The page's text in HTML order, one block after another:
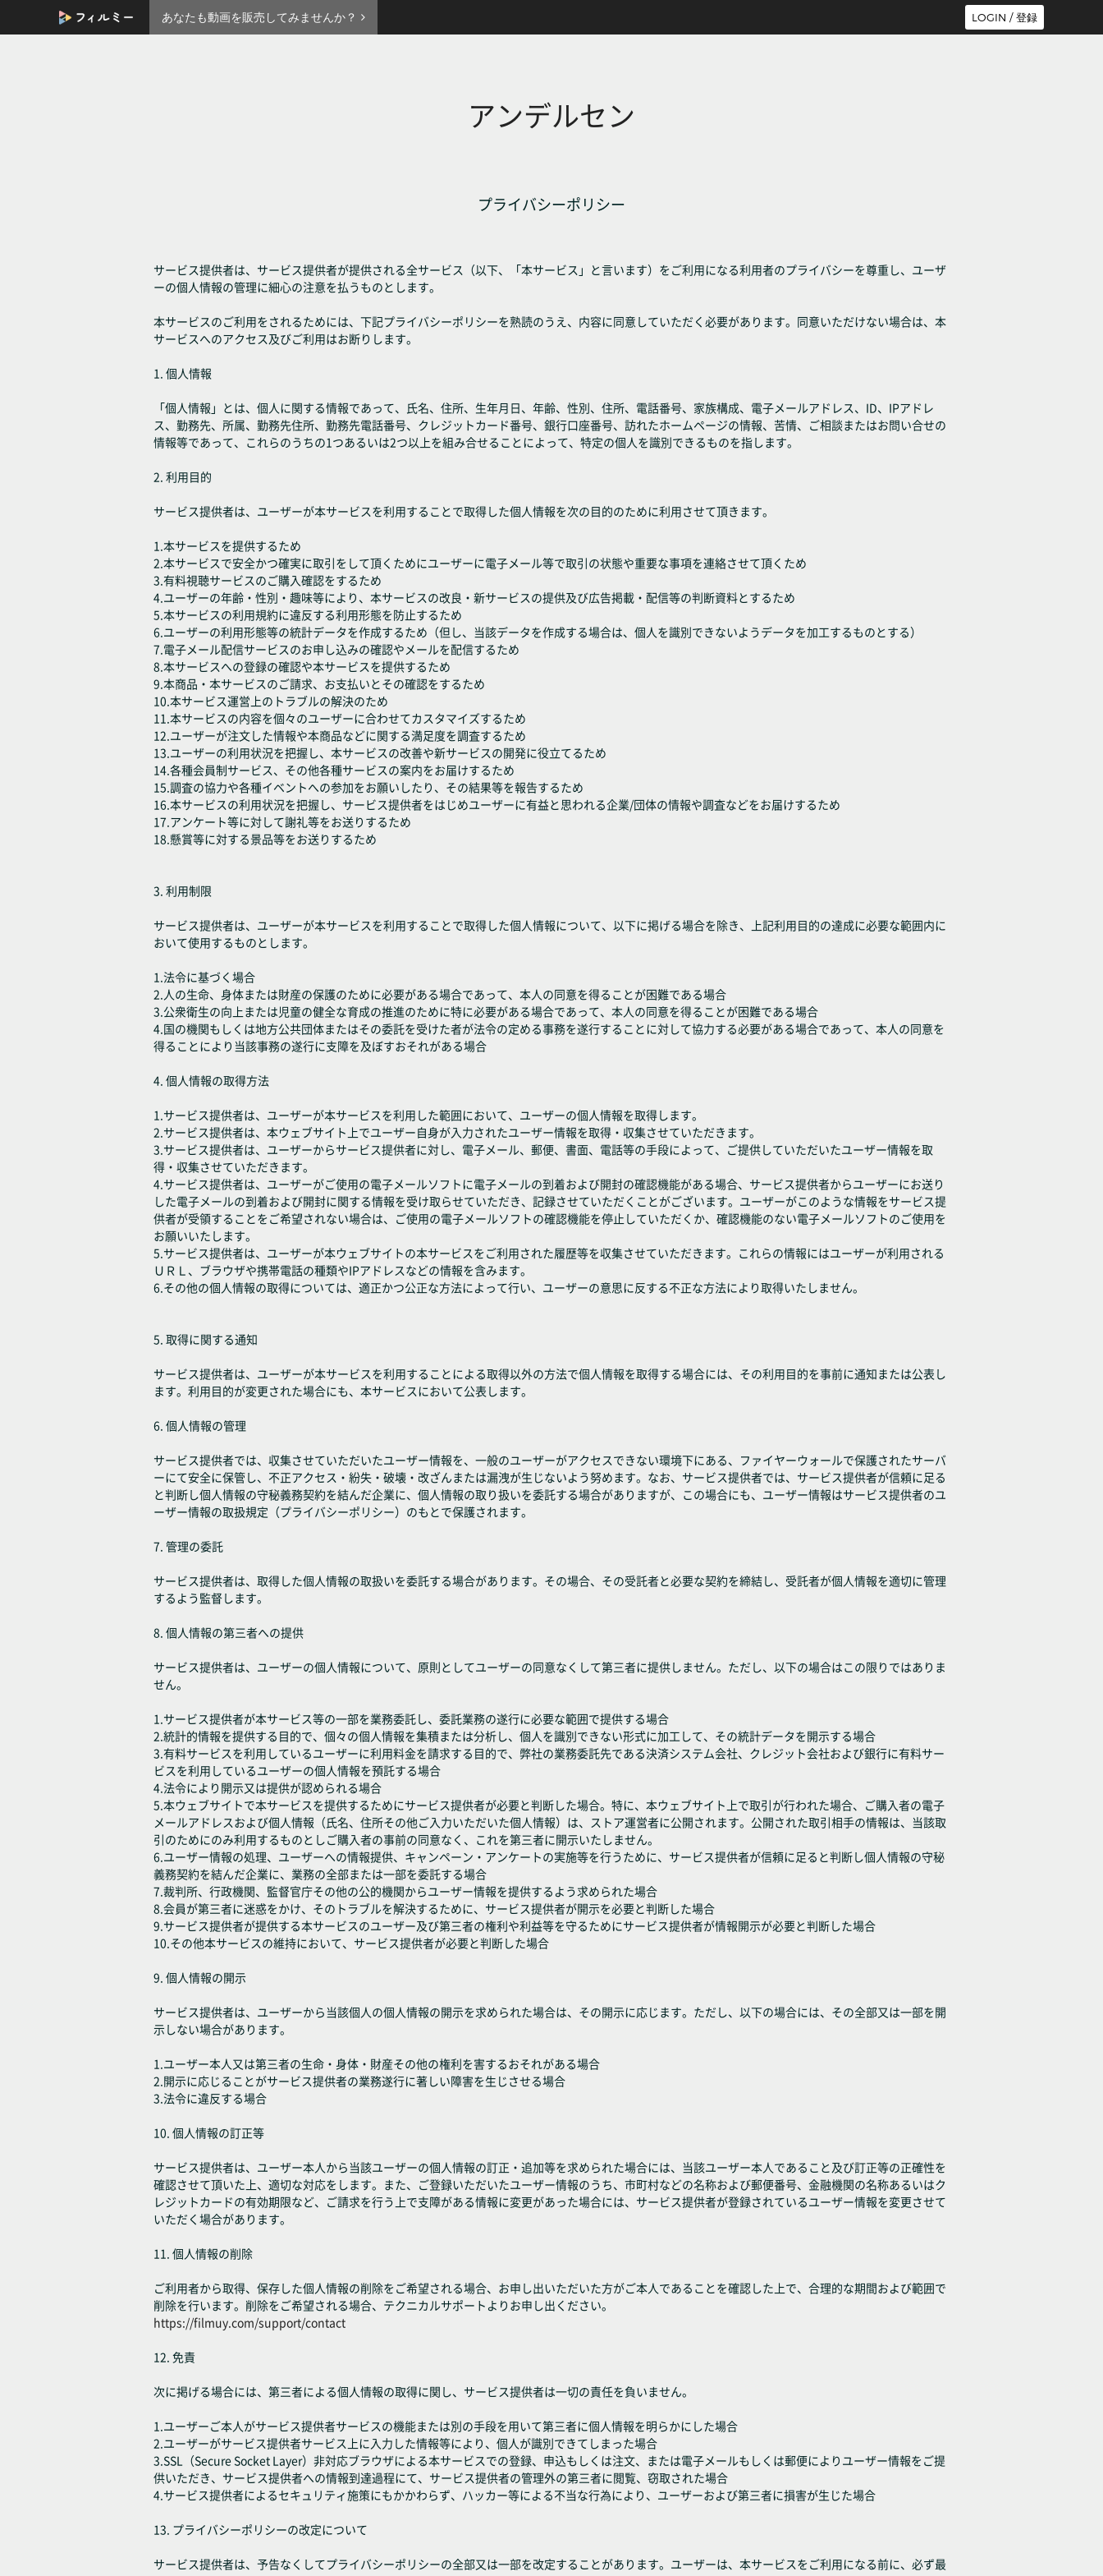
あなたも動画を販売してみませんか？ LOGIN / 登録
アンデルセン
プライバシーポリシー
サービス提供者は、サービス提供者が提供される全サービス（以下、「本サービス」と言います）をご利用になる利用者のプライバシーを尊重し、ユーザ
ーの個人情報の管理に細心の注意を払うものとします。
本サービスのご利用をされるためには、下記プライバシーポリシーを熟読のうえ、内容に同意していただく必要があります。同意いただけない場合は、本
サービスへのアクセス及びご利用はお断りします。
1. 個人情報
「個人情報」とは、個人に関する情報であって、氏名、住所、生年月日、年齢、性別、住所、電話番号、家族構成、電子メールアドレス、ID、IPアドレ
ス、勤務先、所属、勤務先住所、勤務先電話番号、クレジットカード番号、銀行口座番号、訪れたホームページの情報、苦情、ご相談またはお問い合せの
情報等であって、これらのうちの1つあるいは2つ以上を組み合せることによって、特定の個人を識別できるものを指します。
2. 利用目的
サービス提供者は、ユーザーが本サービスを利用することで取得した個人情報を次の目的のために利用させて頂きます。
1.本サービスを提供するため
2.本サービスで安全かつ確実に取引をして頂くためにユーザーに電子メール等で取引の状態や重要な事項を連絡させて頂くため
3.有料視聴サービスのご購入確認をするため
4.ユーザーの年齢・性別・趣味等により、本サービスの改良・新サービスの提供及び広告掲載・配信等の判断資料とするため
5.本サービスの利用規約に違反する利用形態を防止するため
6.ユーザーの利用形態等の統計データを作成するため（但し、当該データを作成する場合は、個人を識別できないようデータを加工するものとする）
7.電子メール配信サービスのお申し込みの確認やメールを配信するため
8.本サービスへの登録の確認や本サービスを提供するため
9.本商品・本サービスのご請求、お支払いとその確認をするため
10.本サービス運営上のトラブルの解決のため
11.本サービスの内容を個々のユーザーに合わせてカスタマイズするため
12.ユーザーが注文した情報や本商品などに関する満足度を調査するため
13.ユーザーの利用状況を把握し、本サービスの改善や新サービスの開発に役立てるため
14.各種会員制サービス、その他各種サービスの案内をお届けするため
15.調査の協力や各種イベントへの参加をお願いしたり、その結果等を報告するため
16.本サービスの利用状況を把握し、サービス提供者をはじめユーザーに有益と思われる企業/団体の情報や調査などをお届けするため
17.アンケート等に対して謝礼等をお送りするため
18.懸賞等に対する景品等をお送りするため
3. 利用制限
サービス提供者は、ユーザーが本サービスを利用することで取得した個人情報について、以下に掲げる場合を除き、上記利用目的の達成に必要な範囲内に
おいて使用するものとします。
1.法令に基づく場合
2.人の生命、身体または財産の保護のために必要がある場合であって、本人の同意を得ることが困難である場合
3.公衆衛生の向上または児童の健全な育成の推進のために特に必要がある場合であって、本人の同意を得ることが困難である場合
4.国の機関もしくは地方公共団体またはその委託を受けた者が法令の定める事務を遂行することに対して協力する必要がある場合であって、本人の同意を
得ることにより当該事務の遂行に支障を及ぼすおそれがある場合
4. 個人情報の取得方法
1.サービス提供者は、ユーザーが本サービスを利用した範囲において、ユーザーの個人情報を取得します。
2.サービス提供者は、本ウェブサイト上でユーザー自身が入力されたユーザー情報を取得・収集させていただきます。
3.サービス提供者は、ユーザーからサービス提供者に対し、電子メール、郵便、書面、電話等の手段によって、ご提供していただいたユーザー情報を取
得・収集させていただきます。
4.サービス提供者は、ユーザーがご使用の電子メールソフトに電子メールの到着および開封の確認機能がある場合、サービス提供者からユーザーにお送り
した電子メールの到着および開封に関する情報を受け取らせていただき、記録させていただくことがございます。ユーザーがこのような情報をサービス提
供者が受領することをご希望されない場合は、ご使用の電子メールソフトの確認機能を停止していただくか、確認機能のない電子メールソフトのご使用を
お願いいたします。
5.サービス提供者は、ユーザーが本ウェブサイトの本サービスをご利用された履歴等を収集させていただきます。これらの情報にはユーザーが利用される
ＵＲＬ、ブラウザや携帯電話の種類やIPアドレスなどの情報を含みます。
6.その他の個人情報の取得については、適正かつ公正な方法によって行い、ユーザーの意思に反する不正な方法により取得いたしません。
5. 取得に関する通知
サービス提供者は、ユーザーが本サービスを利用することによる取得以外の方法で個人情報を取得する場合には、その利用目的を事前に通知または公表し
ます。利用目的が変更された場合にも、本サービスにおいて公表します。
6. 個人情報の管理
サービス提供者では、収集させていただいたユーザー情報を、一般のユーザーがアクセスできない環境下にある、ファイヤーウォールで保護されたサーバ
ーにて安全に保管し、不正アクセス・紛失・破壊・改ざんまたは漏洩が生じないよう努めます。なお、サービス提供者では、サービス提供者が信頼に足る
と判断し個人情報の守秘義務契約を結んだ企業に、個人情報の取り扱いを委託する場合がありますが、この場合にも、ユーザー情報はサービス提供者のユ
ーザー情報の取扱規定（プライバシーポリシー）のもとで保護されます。
7. 管理の委託
サービス提供者は、取得した個人情報の取扱いを委託する場合があります。その場合、その受託者と必要な契約を締結し、受託者が個人情報を適切に管理
するよう監督します。
8. 個人情報の第三者への提供
サービス提供者は、ユーザーの個人情報について、原則としてユーザーの同意なくして第三者に提供しません。ただし、以下の場合はこの限りではありま
せん。
1.サービス提供者が本サービス等の一部を業務委託し、委託業務の遂行に必要な範囲で提供する場合
2.統計的情報を提供する目的で、個々の個人情報を集積または分析し、個人を識別できない形式に加工して、その統計データを開示する場合
3.有料サービスを利用しているユーザーに利用料金を請求する目的で、弊社の業務委託先である決済システム会社、クレジット会社および銀行に有料サー
ビスを利用しているユーザーの個人情報を預託する場合
4.法令により開示又は提供が認められる場合
5.本ウェブサイトで本サービスを提供するためにサービス提供者が必要と判断した場合。特に、本ウェブサイト上で取引が行われた場合、ご購入者の電子
メールアドレスおよび個人情報（氏名、住所その他ご入力いただいた個人情報）は、ストア運営者に公開されます。公開された取引相手の情報は、当該取
引のためにのみ利用するものとしご購入者の事前の同意なく、これを第三者に開示いたしません。
6.ユーザー情報の処理、ユーザーへの情報提供、キャンペーン・アンケートの実施等を行うために、サービス提供者が信頼に足ると判断し個人情報の守秘
義務契約を結んだ企業に、業務の全部または一部を委託する場合
7.裁判所、行政機関、監督官庁その他の公的機関からユーザー情報を提供するよう求められた場合
8.会員が第三者に迷惑をかけ、そのトラブルを解決するために、サービス提供者が開示を必要と判断した場合
9.サービス提供者が提供する本サービスのユーザー及び第三者の権利や利益等を守るためにサービス提供者が情報開示が必要と判断した場合
10.その他本サービスの維持において、サービス提供者が必要と判断した場合
9. 個人情報の開示
サービス提供者は、ユーザーから当該個人の個人情報の開示を求められた場合は、その開示に応じます。ただし、以下の場合には、その全部又は一部を開
示しない場合があります。
1.ユーザー本人又は第三者の生命・身体・財産その他の権利を害するおそれがある場合
2.開示に応じることがサービス提供者の業務遂行に著しい障害を生じさせる場合
3.法令に違反する場合
10. 個人情報の訂正等
サービス提供者は、ユーザー本人から当該ユーザーの個人情報の訂正・追加等を求められた場合には、当該ユーザー本人であること及び訂正等の正確性を
確認させて頂いた上、適切な対応をします。また、ご登録いただいたユーザー情報のうち、市町村などの名称および郵便番号、金融機関の名称あるいはク
レジットカードの有効期限など、ご請求を行う上で支障がある情報に変更があった場合には、サービス提供者が登録されているユーザー情報を変更させて
いただく場合があります。
11. 個人情報の削除
ご利用者から取得、保存した個人情報の削除をご希望される場合、お申し出いただいた方がご本人であることを確認した上で、合理的な期間および範囲で
削除を行います。削除をご希望される場合、テクニカルサポートよりお申し出ください。
https://filmuy.com/support/contact
12. 免責
次に掲げる場合には、第三者による個人情報の取得に関し、サービス提供者は一切の責任を負いません。
1.ユーザーご本人がサービス提供者サービスの機能または別の手段を用いて第三者に個人情報を明らかにした場合
2.ユーザーがサービス提供者サービス上に入力した情報等により、個人が識別できてしまった場合
3.SSL（Secure Socket Layer）非対応ブラウザによる本サービスでの登録、申込もしくは注文、または電子メールもしくは郵便によりユーザー情報をご提
供いただき、サービス提供者への情報到達過程にて、サービス提供者の管理外の第三者に閲覧、窃取された場合
4.サービス提供者によるセキュリティ施策にもかかわらず、ハッカー等による不当な行為により、ユーザーおよび第三者に損害が生じた場合
13. プライバシーポリシーの改定について
サービス提供者は、予告なくしてプライバシーポリシーの全部又は一部を改定することがあります。ユーザーは、本サービスをご利用になる前に、必ず最